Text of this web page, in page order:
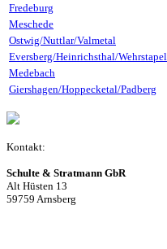
Fredeburg
Meschede
Ostwig/Nuttlar/Valmetal
Eversberg/Heinrichsthal/Wehrstapel
Medebach
Giershagen/Hoppecketal/Padberg
Kontakt:
Schulte & Stratmann GbR
Alt Hüsten 13
59759 Arnsberg